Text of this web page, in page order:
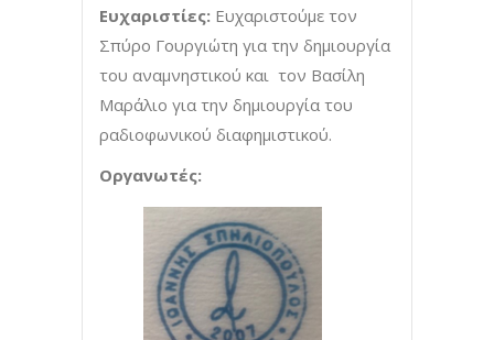
Ευχαριστίες: Ευχαριστούμε τον
Σπύρο Γουργιώτη για την δημιουργία
του αναμνηστικού και τον Βασίλη
Μαράλιο για την δημιουργία του
ραδιοφωνικού διαφημιστικού.
Οργανωτές: